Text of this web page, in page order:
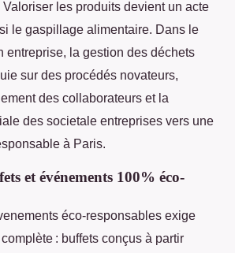
les produits devient un acte
le gaspillage alimentaire. Dans le
entreprise, la gestion des déchets
sur des procédés novateurs,
des collaborateurs et la
des societale entreprises vers une
à Paris.
et événements 100% éco-
éco-responsables exige
: buffets conçus à partir